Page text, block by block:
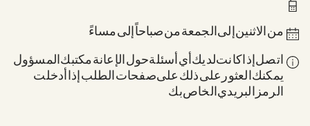
من الاثنين إلى الجمعة من 8 صباحاً إلى 6 مساءً
اتصل إذا كانت لديك أي أسئلة حول الإعانة: مكتبك المسؤول.
يمكنك العثور على ذلك على صفحات الطلب إذا أدخلت
الرمز البريدي الخاص بك.